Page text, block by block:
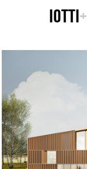
IOTTI+